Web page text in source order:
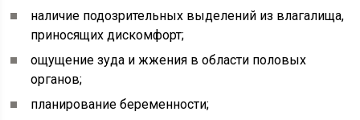
наличие подозрительных выделений из влагалища,
приносящих дискомфорт;
ощущение зуда и жжения в области половых
органов;
планирование беременности;